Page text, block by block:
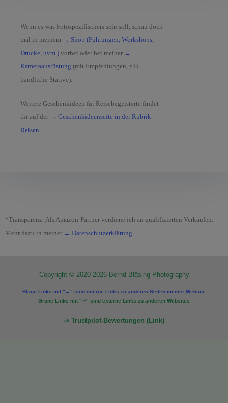
Wenn es was Fotospezifischers sein soll, schau doch
mal in meinem → Shop (Führungen, Workshops,
Drucke, uvm.) vorbei oder bei meiner →
Kameraausrüstung (mit Empfehlungen, z.B.
handliche Stative).
Weitere Geschenkideen für Reisebegeisterte findet
ihr auf der → Geschenkideenseite in der Rubrik
Reisen.
*Transparenz: Als Amazon-Partner verdiene ich an qualifizierten Verkäufen.
Mehr dazu in meiner → Datenschutzerklärung.
Copyright © 2020-2026 Bernd Bläsing Photography
Blaue Links mit "→" sind interne Links zu anderen Seiten meiner Website
Grüne Links mit "⇒" sind externe Links zu anderen Websites
⇒ Trustpilot-Bewertungen (Link)